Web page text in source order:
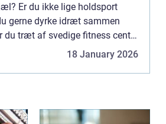
Er du ikke lige holdsport
gerne dyrke idræt sammen
du træt af svedige fitness centre
...
18 January 2026